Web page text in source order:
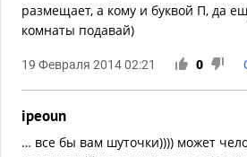
размещает, а кому и буквой П, да
комнаты подавай)
19 Февраля 2014 02:21 0
ipeoun
… все бы вам шуточки)))) может